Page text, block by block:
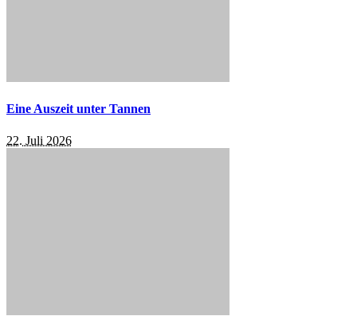
Eine Auszeit unter Tannen
22. Juli 2026